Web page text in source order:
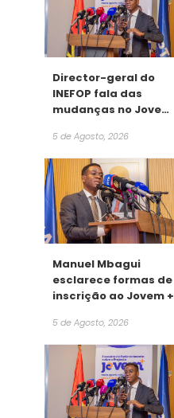
Director-geral do
INEFOP fala das
mudanças no Jovem
5 de Agosto, 2026
Manuel Mbagui
esclarece formas de
inscrição ao Jovem +
5 de Agosto, 2026